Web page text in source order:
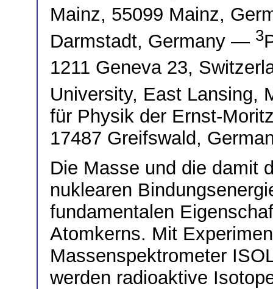
Mainz, 55099 Mainz,
Darmstadt, Germany — 3
1211 Geneva 23,
University, East
für Physik der Ernst-
17487 Greifswald,
Die Masse und die damit
nuklearen
fundamentalen
Atomkerns. Mit
Massenspektrometer
werden radioaktive